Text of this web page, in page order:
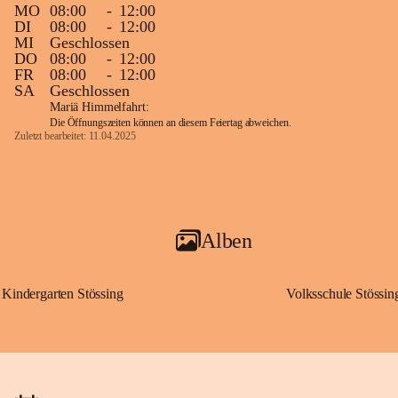
MO 08:00 - 12:00
DI
08:00 - 12:00
MI
Geschlossen
DO
08:00 - 12:00
FR
08:00 - 12:00
SA
Geschlossen
Mariä Himmelfahrt:
Die Öffnungszeiten können an diesem Feiertag abweichen.
Zuletzt bearbeitet: 11.04.2025
Alben
Kindergarten Stössing Volksschule